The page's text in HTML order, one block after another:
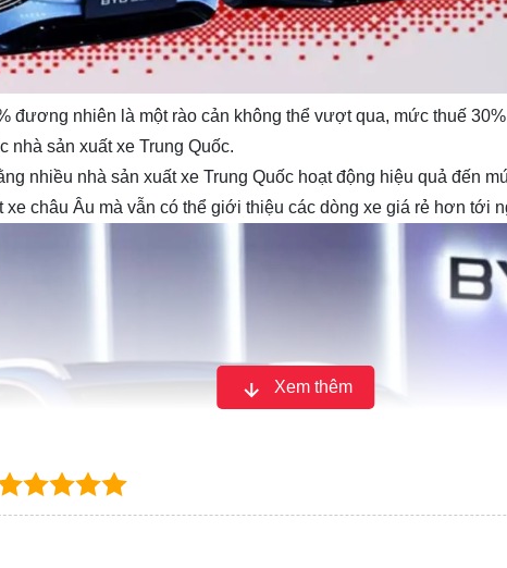
đương nhiên là một rào cản không thể vượt qua, mức thuế
nhà sản xuất xe Trung Quốc.
nhiều nhà sản xuất xe Trung Quốc hoạt động hiệu quả đến
xe châu Âu mà vẫn có thể giới thiệu các dòng xe giá rẻ hơn tới
Xem thêm